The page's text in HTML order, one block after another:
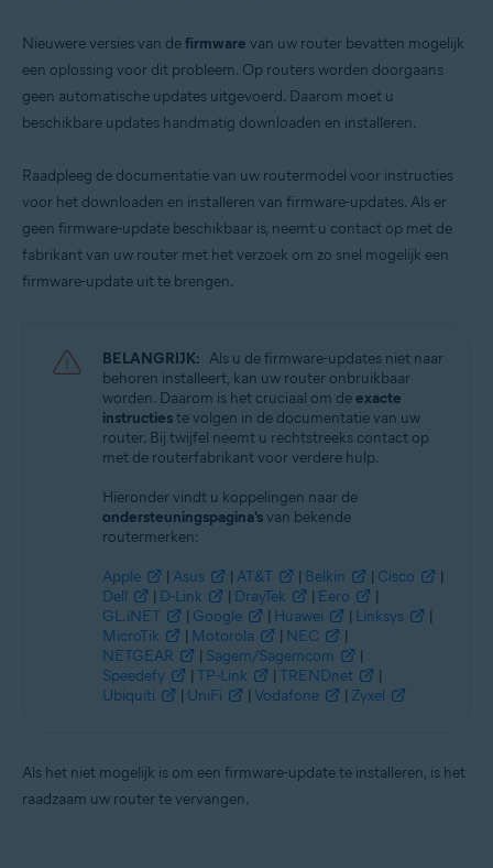
Nieuwere versies van defirmware van uw router bevatten mogelijk
een oplossing voor dit probleem. Op routers worden doorgaans
geen automatische updates uitgevoerd. Daarom moet u
beschikbare updates handmatig downloaden en installeren.
Raadpleeg de documentatie van uw routermodel voor instructies
voor het downloaden en installeren van firmware-updates. Als er
geen firmware-update beschikbaar is, neemt u contact op met de
fabrikant van uw router met het verzoek om zo snel mogelijk een
firmware-update uit te brengen.
BELANGRIJK: Als u de firmware-updates niet naar
behoren installeert, kan uw router onbruikbaar
worden. Daarom is het cruciaal om deexacte
instructieste volgen in de documentatie van uw
router. Bij twijfel neemt u rechtstreeks contact op
met de routerfabrikant voor verdere hulp.
Hieronder vindt u koppelingen naar de
ondersteuningspagina'svan bekende
routermerken:
Apple | Asus | AT&T | Belkin | Cisco
|
Dell
| D-Link | DrayTek | Eero
|
GL.iNET
| Google | Huawei | Linksys
|
MicroTik
| Motorola | NEC
|
NETGEAR
| Sagem/Sagemcom
|
Speedefy
| TP-Link | TRENDnet
|
Ubiquiti
| UniFi | Vodafone | Zyxel
Als het niet mogelijk is om een firmware-update te installeren, is het
raadzaam uw router te vervangen.